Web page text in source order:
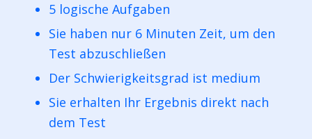
5 logische Aufgaben
Sie haben nur 6 Minuten Zeit, um den
Test abzuschließen
Der Schwierigkeitsgrad ist medium
Sie erhalten Ihr Ergebnis direkt nach
dem Test